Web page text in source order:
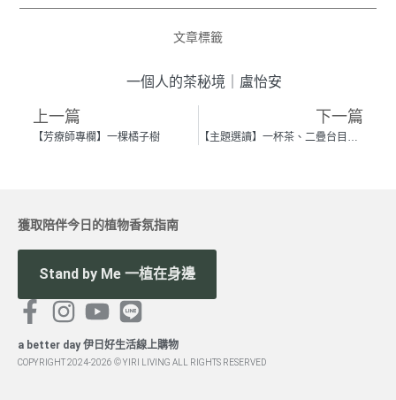
文章標籤
一個人的茶秘境 盧怡安
上一篇
【芳療師專欄】一棵橘子樹
下一篇
【主題選讀】一杯茶、二疊台目、三分眼，在靜默的品茶時光裡，我們足夠與自己對話 —— 讀《千利休：無言的前衛》
a better day 伊日好生活線上購物
COPYRIGHT 2024-2026 © YIRI LIVING ALL RIGHTS RESERVED
獲取陪伴今日的植物香氛指南
Stand by Me 一植在身邊